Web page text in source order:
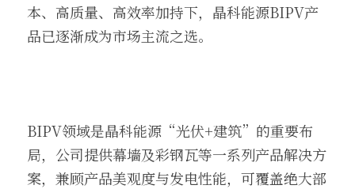
本、高质量、高效率加持下，晶科能源BIPV产
品已逐渐成为市场主流之选。
BIPV领域是晶科能源“光伏+建筑”的重要布
局，公司提供幕墙及彩钢瓦等一系列产品解决方
案，兼顾产品美观度与发电性能，可覆盖绝大部